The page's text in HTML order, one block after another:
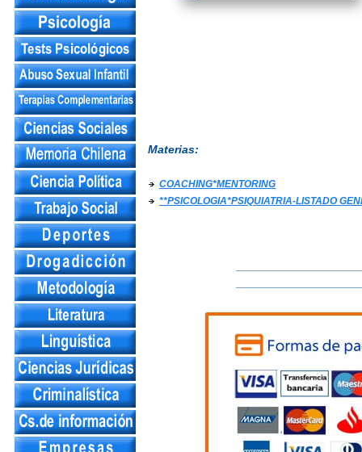
Materias:
COACHING*MENTORING
**PSICOLOGIA*PSIQUIATRIA-LISTADO